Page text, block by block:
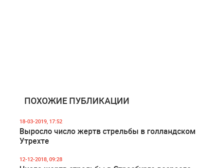
ПОХОЖИЕ ПУБЛИКАЦИИ
18-03-2019, 17:52
Выросло число жертв стрельбы в голландском
Утрехте
12-12-2018, 09:28